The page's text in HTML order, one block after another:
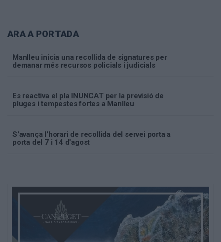
ARA A PORTADA
Manlleu inicia una recollida de signatures per
demanar més recursos policials i judicials
Es reactiva el pla INUNCAT per la previsió de
pluges i tempestes fortes a Manlleu
S'avança l'horari de recollida del servei porta a
porta del 7 i 14 d'agost